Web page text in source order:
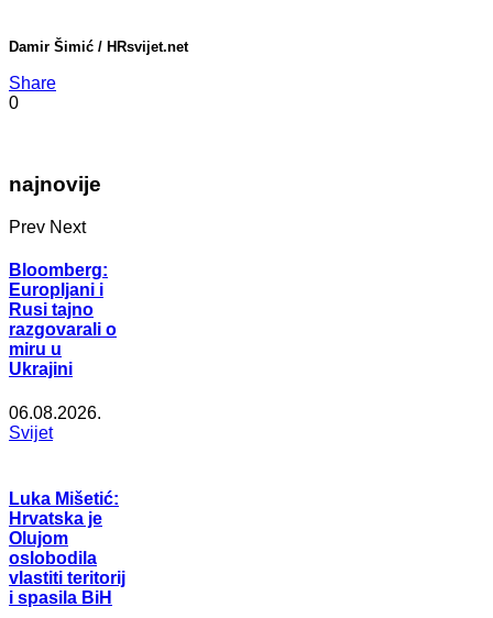
Damir Šimić / HRsvijet.net
Share
0
najnovije
Prev Next
Bloomberg:
Europljani i
Rusi tajno
razgovarali o
miru u
Ukrajini
06.08.2026.
Svijet
Luka Mišetić:
Hrvatska je
Olujom
oslobodila
vlastiti teritorij
i spasila BiH